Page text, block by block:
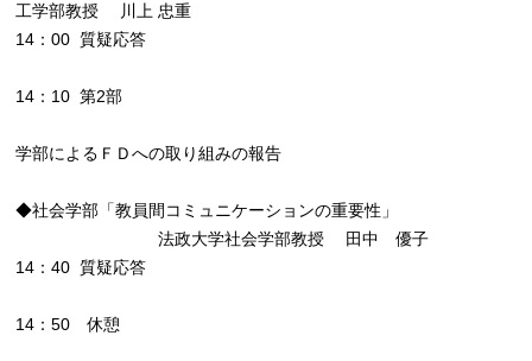
工学部教授 川上 忠重
14：00 質疑応答
14：10 第2部
学部によるＦＤへの取り組みの報告
◆社会学部「教員間コミュニケーションの重要性」
法政大学社会学部教授 田中 優子
14：40 質疑応答
14：50 休憩